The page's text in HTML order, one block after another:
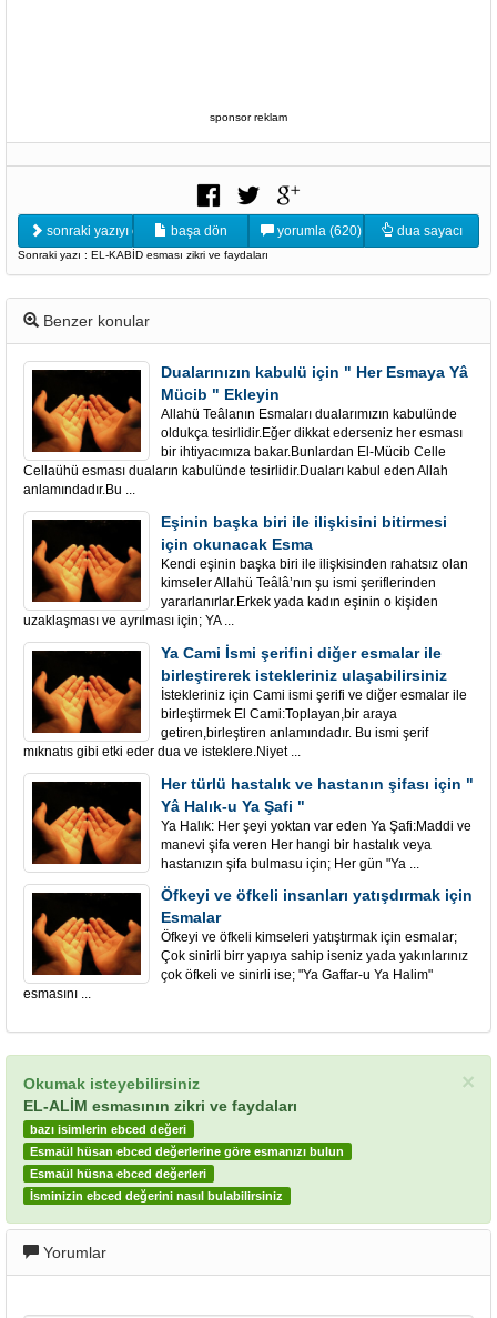
sponsor reklam
sonraki yazıyı oku başa dön yorumla (620) dua sayacı
Sonraki yazı : EL-KABİD esması zikri ve faydaları
Benzer konular
Dualarınızın kabulü için " Her Esmaya Yâ
Mücib " Ekleyin
Allahü Teâlanın Esmaları dualarımızın kabulünde
oldukça tesirlidir.Eğer dikkat ederseniz her esması
bir ihtiyacımıza bakar.Bunlardan El-Mücib Celle
Cellaühü esması duaların kabulünde tesirlidir.Duaları kabul eden Allah
anlamındadır.Bu ...
Eşinin başka biri ile ilişkisini bitirmesi
için okunacak Esma
Kendi eşinin başka biri ile ilişkisinden rahatsız olan
kimseler Allahü Teâlâ’nın şu ismi şeriflerinden
yararlanırlar.Erkek yada kadın eşinin o kişiden
uzaklaşması ve ayrılması için; YA ...
Ya Cami İsmi şerifini diğer esmalar ile
birleştirerek istekleriniz ulaşabilirsiniz
İstekleriniz için Cami ismi şerifi ve diğer esmalar ile
birleştirmek El Cami:Toplayan,bir araya
getiren,birleştiren anlamındadır. Bu ismi şerif
mıknatıs gibi etki eder dua ve isteklere.Niyet ...
Her türlü hastalık ve hastanın şifası için "
Yâ Halık-u Ya Şafi "
Ya Halık: Her şeyi yoktan var eden Ya Şafi:Maddi ve
manevi şifa veren Her hangi bir hastalık veya
hastanızın şifa bulmasu için; Her gün "Ya ...
Öfkeyi ve öfkeli insanları yatışdırmak için
Esmalar
Öfkeyi ve öfkeli kimseleri yatıştırmak için esmalar;
Çok sinirli birr yapıya sahip iseniz yada yakınlarınız
çok öfkeli ve sinirli ise; "Ya Gaffar-u Ya Halim"
esmasını ...
×
Okumak isteyebilirsiniz
EL-ALİM esmasının zikri ve faydaları
bazı isimlerin ebced değeri
Esmaül hüsan ebced değerlerine göre esmanızı bulun
Esmaül hüsna ebced değerleri
İsminizin ebced değerini nasıl bulabilirsiniz
Yorumlar